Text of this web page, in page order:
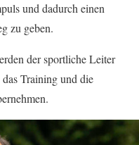
und dadurch einen
zu geben.
der sportliche Leiter
Training und die